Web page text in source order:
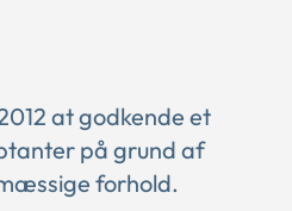
at godkende et
på grund af
forhold.